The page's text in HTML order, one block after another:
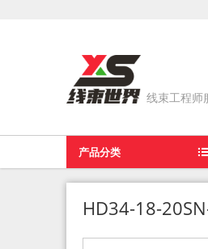
线束工程师
产品分类
当前位置：
HD34-18-